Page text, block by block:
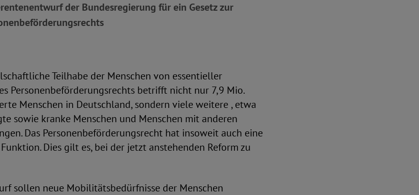
der Bundesregierung für ein Gesetz zur
Teilhabe der Menschen von essentieller
Personenbeförderungsrechts betrifft nicht nur 7,9 Mio.
Menschen in Deutschland, sondern viele weitere , etwa
sowie kranke Menschen und Menschen mit anderen
Das Personenbeförderungsrecht hat insoweit auch eine
Dies gilt es, bei der jetzt anstehenden Reform zu
sollen neue Mobilitätsbedürfnisse der Menschen